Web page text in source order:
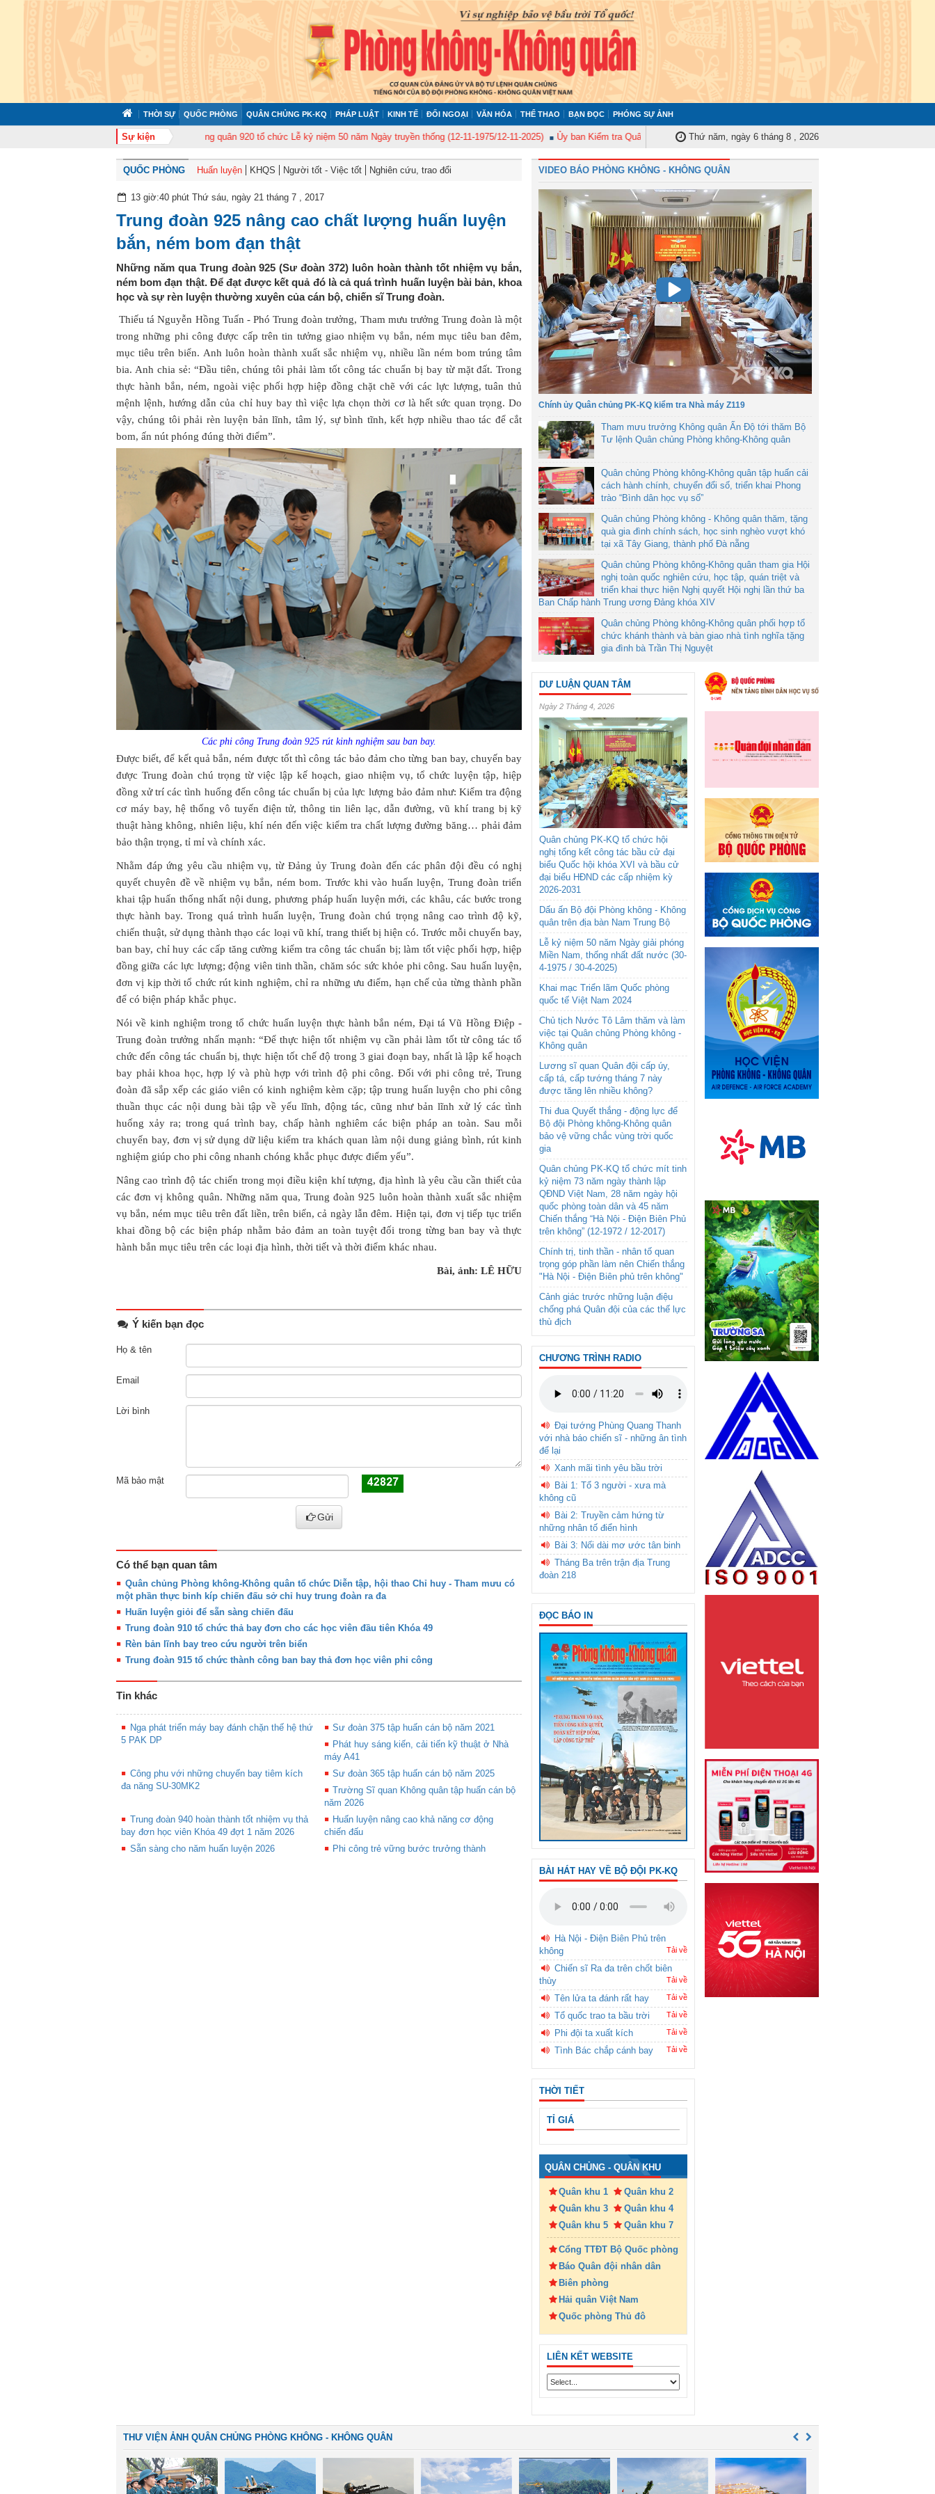
THỜI SỰ QUỐC PHÒNG QUÂN CHỦNG PK-KQ PHÁP LUẬT KINH TẾ ĐỐI NGOẠI VĂN HÓA THỂ THAO BẠN ĐỌC PHÓNG SỰ ẢNH
Sự kiện
Trung đoàn Không quân 920 tổ chức Lễ kỷ niệm 50 năm Ngày truyền thống (12-11-1975/12-11-2025) Ủy ban Kiểm tra Quân ủy Trung ương tập huấn nghiệp vụ công tác kiểm tra, giám sát năm 2025
Thứ năm, ngày 6 tháng 8 , 2026
QUỐC PHÒNG Huấn luyện KHQS Người tốt - Việc tốt Nghiên cứu, trao đổi
13 giờ:40 phút Thứ sáu, ngày 21 tháng 7 , 2017
Trung đoàn 925 nâng cao chất lượng huấn luyện
bắn, ném bom đạn thật
Những năm qua Trung đoàn 925 (Sư đoàn 372) luôn hoàn thành tốt nhiệm vụ bắn,
ném bom đạn thật. Để đạt được kết quả đó là cả quá trình huấn luyện bài bản, khoa
học và sự rèn luyện thường xuyên của cán bộ, chiến sĩ Trung đoàn.
Thiếu tá Nguyễn Hồng Tuấn - Phó Trung đoàn trưởng, Tham mưu trưởng Trung đoàn là một
trong những phi công được cấp trên tin tưởng giao nhiệm vụ bắn, ném mục tiêu ban đêm,
mục tiêu trên biển. Anh luôn hoàn thành xuất sắc nhiệm vụ, nhiều lần ném bom trúng tâm
bia. Anh chia sẻ: “Đầu tiên, chúng tôi phải làm tốt công tác chuẩn bị bay từ mặt đất. Trong
thực hành bắn, ném, ngoài việc phối hợp hiệp đồng chặt chẽ với các lực lượng, tuân thủ
mệnh lệnh, hướng dẫn của chỉ huy bay thì việc lựa chọn thời cơ là hết sức quan trọng. Do
vậy, chúng tôi phải rèn luyện bản lĩnh, tâm lý, sự bình tĩnh, kết hợp nhiều thao tác để cắt
bom, ấn nút phóng đúng thời điểm”.
Các phi công Trung đoàn 925 rút kinh nghiệm sau ban bay.
Được biết, để kết quả bắn, ném được tốt thì công tác bảo đảm cho từng ban bay, chuyến bay
được Trung đoàn chú trọng từ việc lập kế hoạch, giao nhiệm vụ, tổ chức luyện tập, hiệp
đồng xử trí các tình huống đến công tác chuẩn bị của lực lượng bảo đảm như: Kiểm tra động
cơ máy bay, hệ thống vô tuyến điện tử, thông tin liên lạc, dẫn đường, vũ khí trang bị kỹ
thuật hàng không, nhiên liệu, khí nén đến việc kiểm tra chất lượng đường băng… phải đảm
bảo thận trọng, tỉ mỉ và chính xác.
Nhằm đáp ứng yêu cầu nhiệm vụ, từ Đảng ủy Trung đoàn đến các phân đội đều có nghị
quyết chuyên đề về nhiệm vụ bắn, ném bom. Trước khi vào huấn luyện, Trung đoàn triển
khai tập huấn thống nhất nội dung, phương pháp huấn luyện mới, các khâu, các bước trong
thực hành bay. Trong quá trình huấn luyện, Trung đoàn chú trọng nâng cao trình độ kỹ,
chiến thuật, sử dụng thành thạo các loại vũ khí, trang thiết bị hiện có. Trước mỗi chuyến bay,
ban bay, chỉ huy các cấp tăng cường kiểm tra công tác chuẩn bị; làm tốt việc phối hợp, hiệp
đồng giữa các lực lượng; động viên tinh thần, chăm sóc sức khỏe phi công. Sau huấn luyện,
đơn vị kịp thời tổ chức rút kinh nghiệm, chỉ ra những ưu điểm, hạn chế của từng thành phần
để có biện pháp khắc phục.
Nói về kinh nghiệm trong tổ chức huấn luyện thực hành bắn ném, Đại tá Vũ Hồng Điệp -
Trung đoàn trưởng nhấn mạnh: “Để thực hiện tốt nhiệm vụ cần phải làm tốt từ công tác tổ
chức đến công tác chuẩn bị, thực hiện tốt chế độ trong 3 giai đoạn bay, nhất là lập kế hoạch
bay phải khoa học, hợp lý và phù hợp với trình độ phi công. Đối với phi công trẻ, Trung
đoàn đã sắp xếp các giáo viên có kinh nghiệm kèm cặp; tập trung huấn luyện cho phi công
thuần thục các nội dung bài tập về yếu lĩnh, động tác, cũng như bản lĩnh xử lý các tình
huống xảy ra; trong quá trình bay, chấp hành nghiêm các biện pháp an toàn. Sau mỗi
chuyến bay, đơn vị sử dụng dữ liệu kiểm tra khách quan làm nội dung giảng bình, rút kinh
nghiệm giúp cho phi công nhanh chóng khắc phục được điểm yếu”.
Nâng cao trình độ tác chiến trong mọi điều kiện khí tượng, địa hình là yêu cầu cần thiết của
các đơn vị không quân. Những năm qua, Trung đoàn 925 luôn hoàn thành xuất sắc nhiệm
vụ bắn, ném mục tiêu trên đất liền, trên biển, cả ngày lẫn đêm. Hiện tại, đơn vị tiếp tục triển
khai đồng bộ các biện pháp nhằm bảo đảm an toàn tuyệt đối trong từng ban bay và thực
hành bắn mục tiêu trên các loại địa hình, thời tiết và thời điểm khác nhau.
Bài, ảnh: LÊ HỮU
Ý kiến bạn đọc
Họ & tên
Email
Lời bình
Mã bảo mật
Gửi
Có thể bạn quan tâm
Quân chủng Phòng không-Không quân tổ chức Diễn tập, hội thao Chỉ huy - Tham mưu có
một phần thực binh kíp chiến đấu sở chỉ huy trung đoàn ra đa
Huấn luyện giỏi để sẵn sàng chiến đấu
Trung đoàn 910 tổ chức thả bay đơn cho các học viên đầu tiên Khóa 49
Rèn bản lĩnh bay treo cứu người trên biển
Trung đoàn 915 tổ chức thành công ban bay thả đơn học viên phi công
Tin khác
Nga phát triển máy bay đánh chặn thế hệ thứ
5 PAK DP
Sư đoàn 375 tập huấn cán bộ năm 2021
Phát huy sáng kiến, cải tiến kỹ thuật ở Nhà
máy A41
Công phu với những chuyến bay tiêm kích
đa năng SU-30MK2
Sư đoàn 365 tập huấn cán bộ năm 2025
Trường Sĩ quan Không quân tập huấn cán bộ
năm 2026
Trung đoàn 940 hoàn thành tốt nhiệm vụ thả
bay đơn học viên Khóa 49 đợt 1 năm 2026
Huấn luyện nâng cao khả năng cơ động
chiến đấu
Sẵn sàng cho năm huấn luyện 2026
Phi công trẻ vững bước trưởng thành
VIDEO BÁO PHÒNG KHÔNG - KHÔNG QUÂN
Chính ủy Quân chủng PK-KQ kiểm tra Nhà máy Z119
Tham mưu trưởng Không quân Ấn Độ tới thăm Bộ
Tư lệnh Quân chủng Phòng không-Không quân
Quân chủng Phòng không-Không quân tập huấn cải
cách hành chính, chuyển đổi số, triển khai Phong
trào “Bình dân học vụ số”
Quân chủng Phòng không - Không quân thăm, tặng
quà gia đình chính sách, học sinh nghèo vượt khó
tại xã Tây Giang, thành phố Đà nẵng
Quân chủng Phòng không-Không quân tham gia Hội
nghị toàn quốc nghiên cứu, học tập, quán triệt và
triển khai thực hiện Nghị quyết Hội nghị lần thứ ba
Ban Chấp hành Trung ương Đảng khóa XIV
Quân chủng Phòng không-Không quân phối hợp tổ
chức khánh thành và bàn giao nhà tình nghĩa tặng
gia đình bà Trần Thị Nguyệt
DƯ LUẬN QUAN TÂM
Ngày 2 Tháng 4, 2026
Quân chủng PK-KQ tổ chức hội
nghị tổng kết công tác bầu cử đại
biểu Quốc hội khóa XVI và bầu cử
đại biểu HĐND các cấp nhiệm kỳ
2026-2031
Dấu ấn Bộ đội Phòng không - Không
quân trên địa bàn Nam Trung Bộ
Lễ kỷ niệm 50 năm Ngày giải phóng
Miền Nam, thống nhất đất nước (30-
4-1975 / 30-4-2025)
Khai mạc Triển lãm Quốc phòng
quốc tế Việt Nam 2024
Chủ tịch Nước Tô Lâm thăm và làm
việc tại Quân chủng Phòng không -
Không quân
Lương sĩ quan Quân đội cấp úy,
cấp tá, cấp tướng tháng 7 này
được tăng lên nhiều không?
Thi đua Quyết thắng - động lực để
Bộ đội Phòng không-Không quân
bảo vệ vững chắc vùng trời quốc
gia
Quân chủng PK-KQ tổ chức mít tinh
kỷ niệm 73 năm ngày thành lập
QĐND Việt Nam, 28 năm ngày hội
quốc phòng toàn dân và 45 năm
Chiến thắng “Hà Nội - Điện Biên Phủ
trên không” (12-1972 / 12-2017)
Chính trị, tinh thần - nhân tố quan
trọng góp phần làm nên Chiến thắng
"Hà Nội - Điện Biên phủ trên không"
Cảnh giác trước những luận điệu
chống phá Quân đội của các thế lực
thù địch
CHƯƠNG TRÌNH RADIO
Đại tướng Phùng Quang Thanh
với nhà báo chiến sĩ - những ân tình
để lại
Xanh mãi tình yêu bầu trời
Bài 1: Tổ 3 người - xưa mà
không cũ
Bài 2: Truyền cảm hứng từ
những nhân tố điển hình
Bài 3: Nối dài mơ ước tân binh
Tháng Ba trên trận địa Trung
đoàn 218
ĐỌC BÁO IN
BÀI HÁT HAY VỀ BỘ ĐỘI PK-KQ
Hà Nội - Điện Biên Phủ trên
không
Tải về
Chiến sĩ Ra đa trên chốt biên
thùy
Tải về
Tên lửa ta đánh rất hay Tải về
Tổ quốc trao ta bầu trời Tải về
Phi đội ta xuất kích Tải về
Tình Bác chắp cánh bay Tải về
THỜI TIẾT
TỈ GIÁ
QUÂN CHỦNG - QUÂN KHU
Quân khu 1
Quân khu 2
Quân khu 3
Quân khu 4
Quân khu 5
Quân khu 7
Cổng TTĐT Bộ Quốc phòng
Báo Quân đội nhân dân
Biên phòng
Hải quân Việt Nam
Quốc phòng Thủ đô
LIÊN KẾT WEBSITE
THƯ VIỆN ẢNH QUÂN CHỦNG PHÒNG KHÔNG - KHÔNG QUÂN